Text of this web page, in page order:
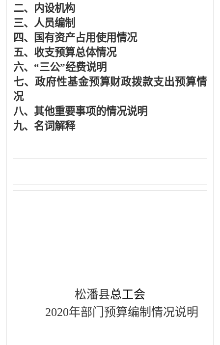
二、 内设机构
三、 人员编制
四、
国有资产占用使用情况
五、 收支预算总体情况
六、 “三公”经费说明
七、 政府性基金预算财政拨款支出预算情
况
八、 其他重要事项的情况说明
九、 名词解释
松潘县总工会
2020年部门预算编制情况说明